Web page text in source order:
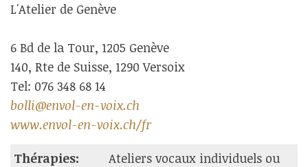
L'Atelier de Genève
6 Bd de la Tour, 1205 Genève
140, Rte de Suisse, 1290 Versoix
Tel: 076 348 68 14
bolli@envol-en-voix.ch
www.envol-en-voix.ch/fr
Thérapies:
Ateliers vocaux individuels ou